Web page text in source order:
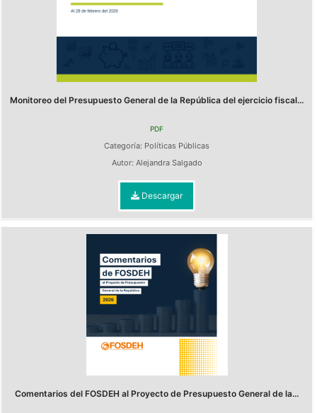
Monitoreo del Presupuesto General de la República del ejercicio fiscal...
PDF
Categoría: Políticas Públicas
Autor: Alejandra Salgado
Descargar
Comentarios del FOSDEH al Proyecto de Presupuesto General de la...